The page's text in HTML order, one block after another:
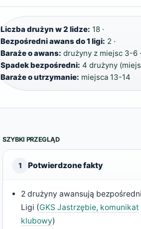
Liczba drużyn w 2 lidze: 18 ·
Bezpośredni awans do 1 ligi: 2 ·
Baraże o awans: drużyny z miejsc 3-6 ·
Spadek bezpośredni: 4 drużyny
Baraże o utrzymanie: miejsca 13-14
SZYBKI PRZEGLĄD
1 Potwierdzone fakty
2 drużyny awansują
Ligi (GKS Jastrzębie, komunikat
klubowy)